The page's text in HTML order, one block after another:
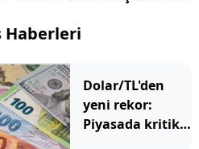
Haberleri
Dolar/TL'den
yeni rekor:
Piyasada kritik